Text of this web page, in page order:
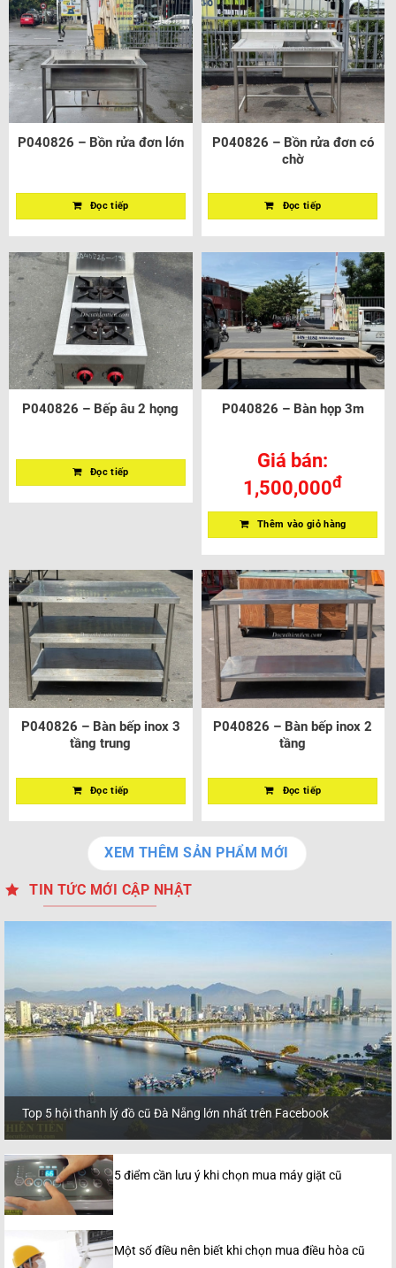
P040826 – Bồn rửa đơn lớn
Đọc tiếp
P040826 – Bồn rửa đơn có
chờ
Đọc tiếp
P040826 – Bếp âu 2 họng
Đọc tiếp
P040826 – Bàn họp 3m
Giá bán:
1,500,000đ
Thêm vào giỏ hàng
P040826 – Bàn bếp inox 3
tầng trung
Đọc tiếp
P040826 – Bàn bếp inox 2
tầng
Đọc tiếp
XEM THÊM SẢN PHẨM MỚI
TIN TỨC MỚI CẬP NHẬT
Top 5 hội thanh lý đồ cũ Đà Nẵng lớn nhất trên Facebook
5 điểm cần lưu ý khi chọn mua máy giặt cũ
Một số điều nên biết khi chọn mua điều hòa cũ